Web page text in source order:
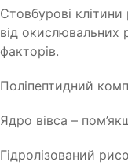
Стовбурові
від окислювальних
факторів.
Поліпептидний
Ядро вівса –
Гідролізований